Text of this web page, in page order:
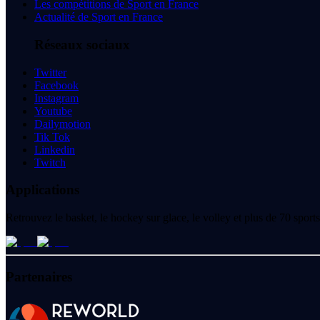
Les compétitions de Sport en France
Actualité de Sport en France
Réseaux sociaux
Twitter
Facebook
Instagram
Youtube
Dailymotion
Tik Tok
Linkedin
Twitch
Applications
Retrouvez le basket, le hockey sur glace, le volley et plus de 70
Partenaires